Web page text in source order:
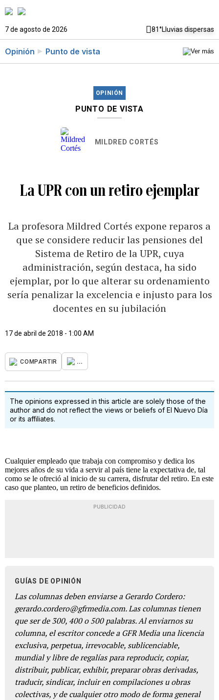
7 de agosto de 2026 81°Lluvias dispersas
Opinión Punto de vista
OPINIÓN
PUNTO DE VISTA
MILDRED CORTÉS
La UPR con un retiro ejemplar
La profesora Mildred Cortés expone reparos a
que se considere reducir las pensiones del
Sistema de Retiro de la UPR, cuya
administración, según destaca, ha sido
ejemplar, por lo que alterar su ordenamiento
sería penalizar la excelencia e injusto para los
docentes en su jubilación
17 de abril de 2018 - 1:00 AM
COMPARTIR ...
The opinions expressed in this article are solely those of the
author and do not reflect the views or beliefs of El Nuevo Día
or its affiliates.
Cualquier empleado que trabaja con compromiso y dedica los
mejores años de su vida a servir al país tiene la expectativa de, tal
como se le ofreció al inicio de su carrera, disfrutar del retiro. En este
caso que planteo, un retiro de beneficios definidos.
PUBLICIDAD
GUÍAS DE OPINIÓN
Las columnas deben enviarse a Gerardo Cordero:
gerardo.cordero@gfrmedia.com. Las columnas tienen
que ser de 300, 400 o 500 palabras. Al enviarnos su
columna, el escritor concede a GFR Media una licencia
exclusiva, perpetua, irrevocable, sublicenciable,
mundial y libre de regalías para reproducir, copiar,
distribuir, publicar, exhibir, preparar obras derivadas,
traducir, sindicar, incluir en compilaciones u obras
colectivas, y de cualquier otro modo de forma general